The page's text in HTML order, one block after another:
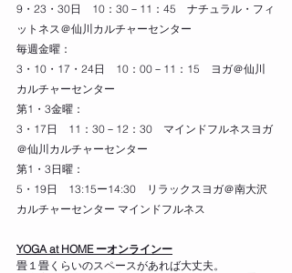
9・23・30日　10：30－11：45　ナチュラル・フィ
ットネス＠仙川カルチャーセンター
毎週金曜：
3・10・17・24日　10：00－11：15　ヨガ＠仙川
カルチャーセンター
第1・3金曜：
3・17日　11：30－12：30　マインドフルネスヨガ
＠仙川カルチャーセンター
第1・3日曜：
5・19日　13:15ー14:30　リラックスヨガ＠南大沢
カルチャーセンター マインドフルネス
YOGA at HOME ーオンラインー
畳１畳くらいのスペースがあれば大丈夫。